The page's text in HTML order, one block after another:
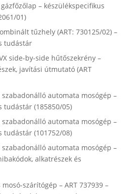
gázfőzőlap – készülékspecifikus
01)
tűzhely (ART: 730125/02) –
tudástár
side-by-side hűtőszekrény –
javítási útmutató (ART
szabadonálló automata mosógép –
tudástár (185850/05)
szabadonálló automata mosógép –
tudástár (101752/08)
szabadonálló automata mosógép –
alkatrészek és
mosó-szárítógép – ART 737939 –